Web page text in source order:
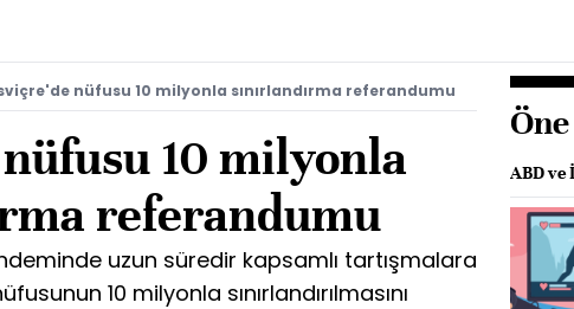
nüfusu 10 milyonla sınırlandırma referandumu
10 milyonla
referandumu
uzun süredir kapsamlı tartışmalara
10 milyonla sınırlandırılmasını
ABD ve